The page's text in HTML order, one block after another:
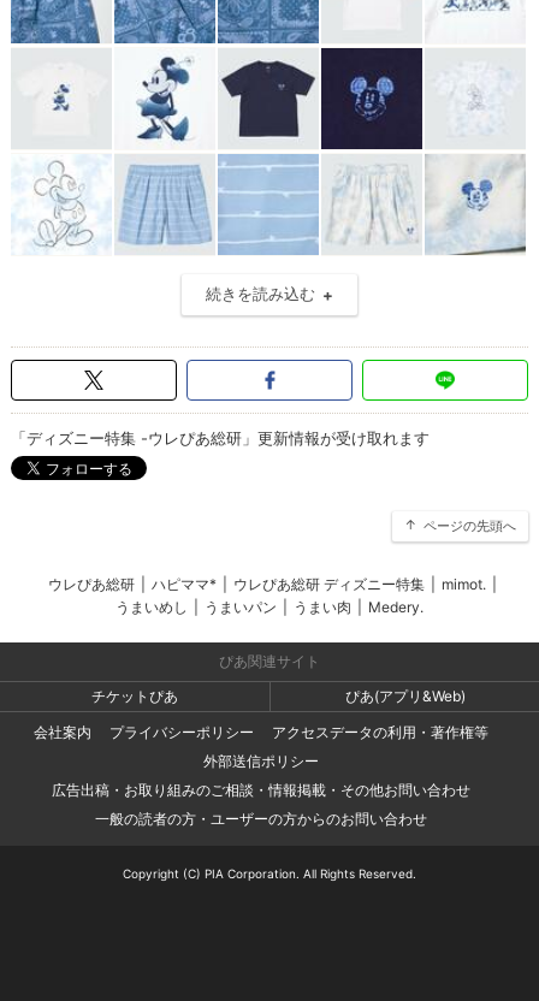
続きを読み込む
「ディズニー特集 -ウレぴあ総研」更新情報が受け取れます
ページの先頭へ
ウレぴあ総研 ハピママ* ウレぴあ総研 ディズニー特集 mimot.
うまいめし
うまいパン うまい肉 Medery.
ぴあ関連サイト
チケットぴあ
ぴあ(アプリ&Web)
会社案内
プライバシーポリシー
アクセスデータの利用・著作権等
外部送信ポリシー
広告出稿・お取り組みのご相談・情報掲載・その他お問い合わせ
一般の読者の方・ユーザーの方からのお問い合わせ
Copyright (C) PIA Corporation. All Rights Reserved.